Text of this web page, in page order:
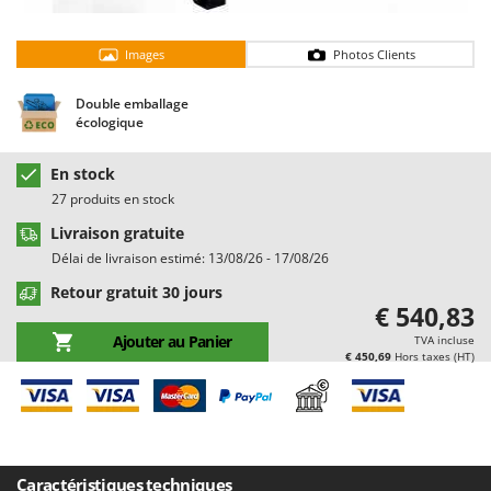
Chaudrons électriques pour polenta
Cisailles à gazon à batterie
Climatiseurs
Compresseurs d'air électriques
Compresseurs pour la récolte des olives et la taille
Coupe-bordures - Trimmers
Coupe-branches
Cultivateurs Tiller à ressorts - Extirpateurs
D
Débroussailleuses
Décompacteurs agricoles
Déplaqueuses de gazon
Batavia
Beper
Berkel
Bernardi
Bertolini Pumps
Besser Vacuum
Bissell
Black & Decker
BlackStone
Bomet
Images Photos Clients
Double emballage
écologique
En stock
27 produits en stock
Livraison gratuite
Délai de livraison estimé: 13/08/26 - 17/08/26
Retour gratuit 30 jours
Ajouter au Panier
€ 540,83
TVA incluse
€ 450,69 Hors taxes (HT)
Caractéristiques techniques